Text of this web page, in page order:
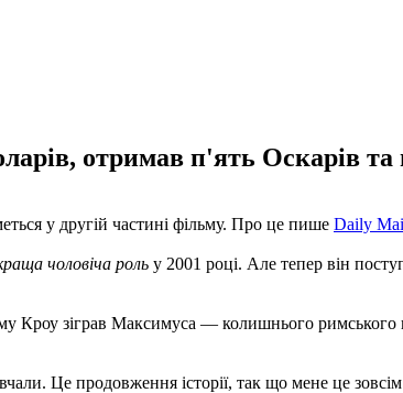
отримав п'ять Оскарів
у другій частині фільму. Про це пише Daily
чоловіча роль у 2001 році. Але тепер він
Кроу зіграв Максимуса — колишнього римського
Це продовження історії, так що мене це